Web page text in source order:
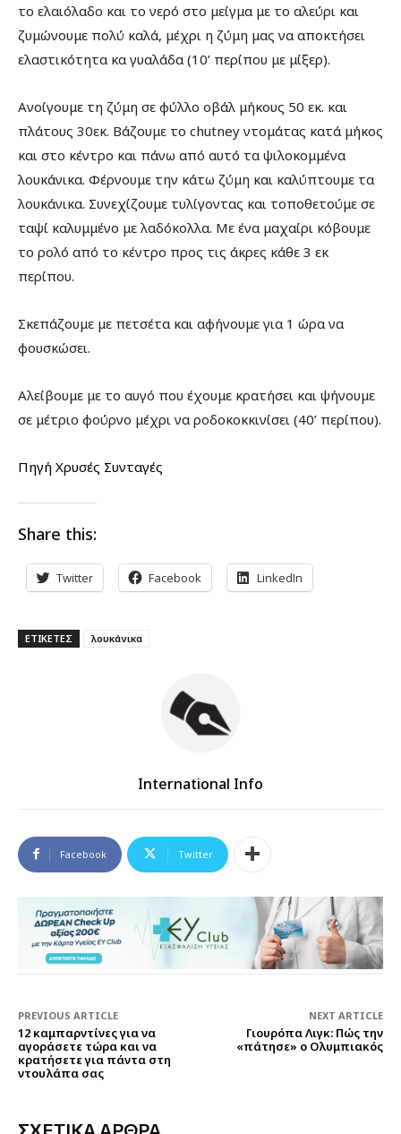
το ελαιόλαδο και το νερό στο μείγμα με το αλεύρι και
ζυμώνουμε πολύ καλά, μέχρι η ζύμη μας να αποκτήσει
ελαστικότητα κα γυαλάδα (10’ περίπου με μίξερ).
Ανοίγουμε τη ζύμη σε φύλλο οβάλ μήκους 50 εκ. και
πλάτους 30εκ. Βάζουμε το chutney ντομάτας κατά μήκος
και στο κέντρο και πάνω από αυτό τα ψιλοκομμένα
λουκάνικα. Φέρνουμε την κάτω ζύμη και καλύπτουμε τα
λουκάνικα. Συνεχίζουμε τυλίγοντας και τοποθετούμε σε
ταψί καλυμμένο με λαδόκολλα. Με ένα μαχαίρι κόβουμε
το ρολό από το κέντρο προς τις άκρες κάθε 3 εκ
περίπου.
Σκεπάζουμε με πετσέτα και αφήνουμε για 1 ώρα να
φουσκώσει.
Αλείβουμε με το αυγό που έχουμε κρατήσει και ψήνουμε
σε μέτριο φούρνο μέχρι να ροδοκοκκινίσει (40’ περίπου).
Πηγή Χρυσές Συνταγές
Share this:
Twitter Facebook LinkedIn
ΕΤΙΚΕΤΕΣ λουκάνικα
International Info
Facebook Twitter
PREVIOUS ARTICLE
12 καμπαρντίνες για να
αγοράσετε τώρα και να
κρατήσετε για πάντα στη
ντουλάπα σας
NEXT ARTICLE
Γιουρόπα Λιγκ: Πώς την
«πάτησε» ο Ολυμπιακός